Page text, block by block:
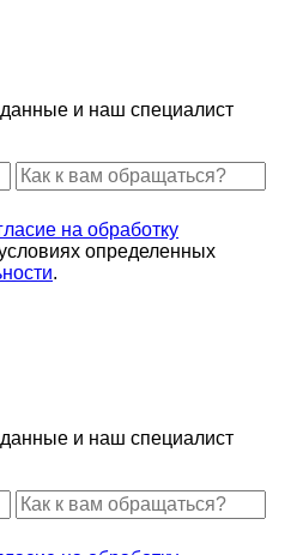
и наш специалист
на обработку
определенных
.
и наш специалист